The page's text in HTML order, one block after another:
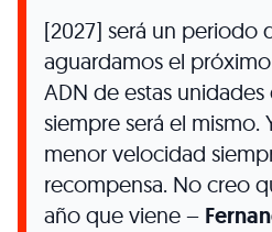
[2027] será un periodo
aguardamos el
ADN de estas
siempre será el mismo.
menor velocidad
recompensa. No creo
año que viene –